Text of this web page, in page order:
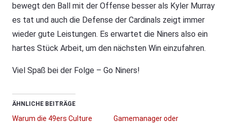
bewegt den Ball mit der Offense besser als Kyler Murray
es tat und auch die Defense der Cardinals zeigt immer
wieder gute Leistungen. Es erwartet die Niners also ein
hartes Stück Arbeit, um den nächsten Win einzufahren.
Viel Spaß bei der Folge – Go Niners!
ÄHNLICHE BEITRÄGE
Warum die 49ers Culture
Gamemanager oder